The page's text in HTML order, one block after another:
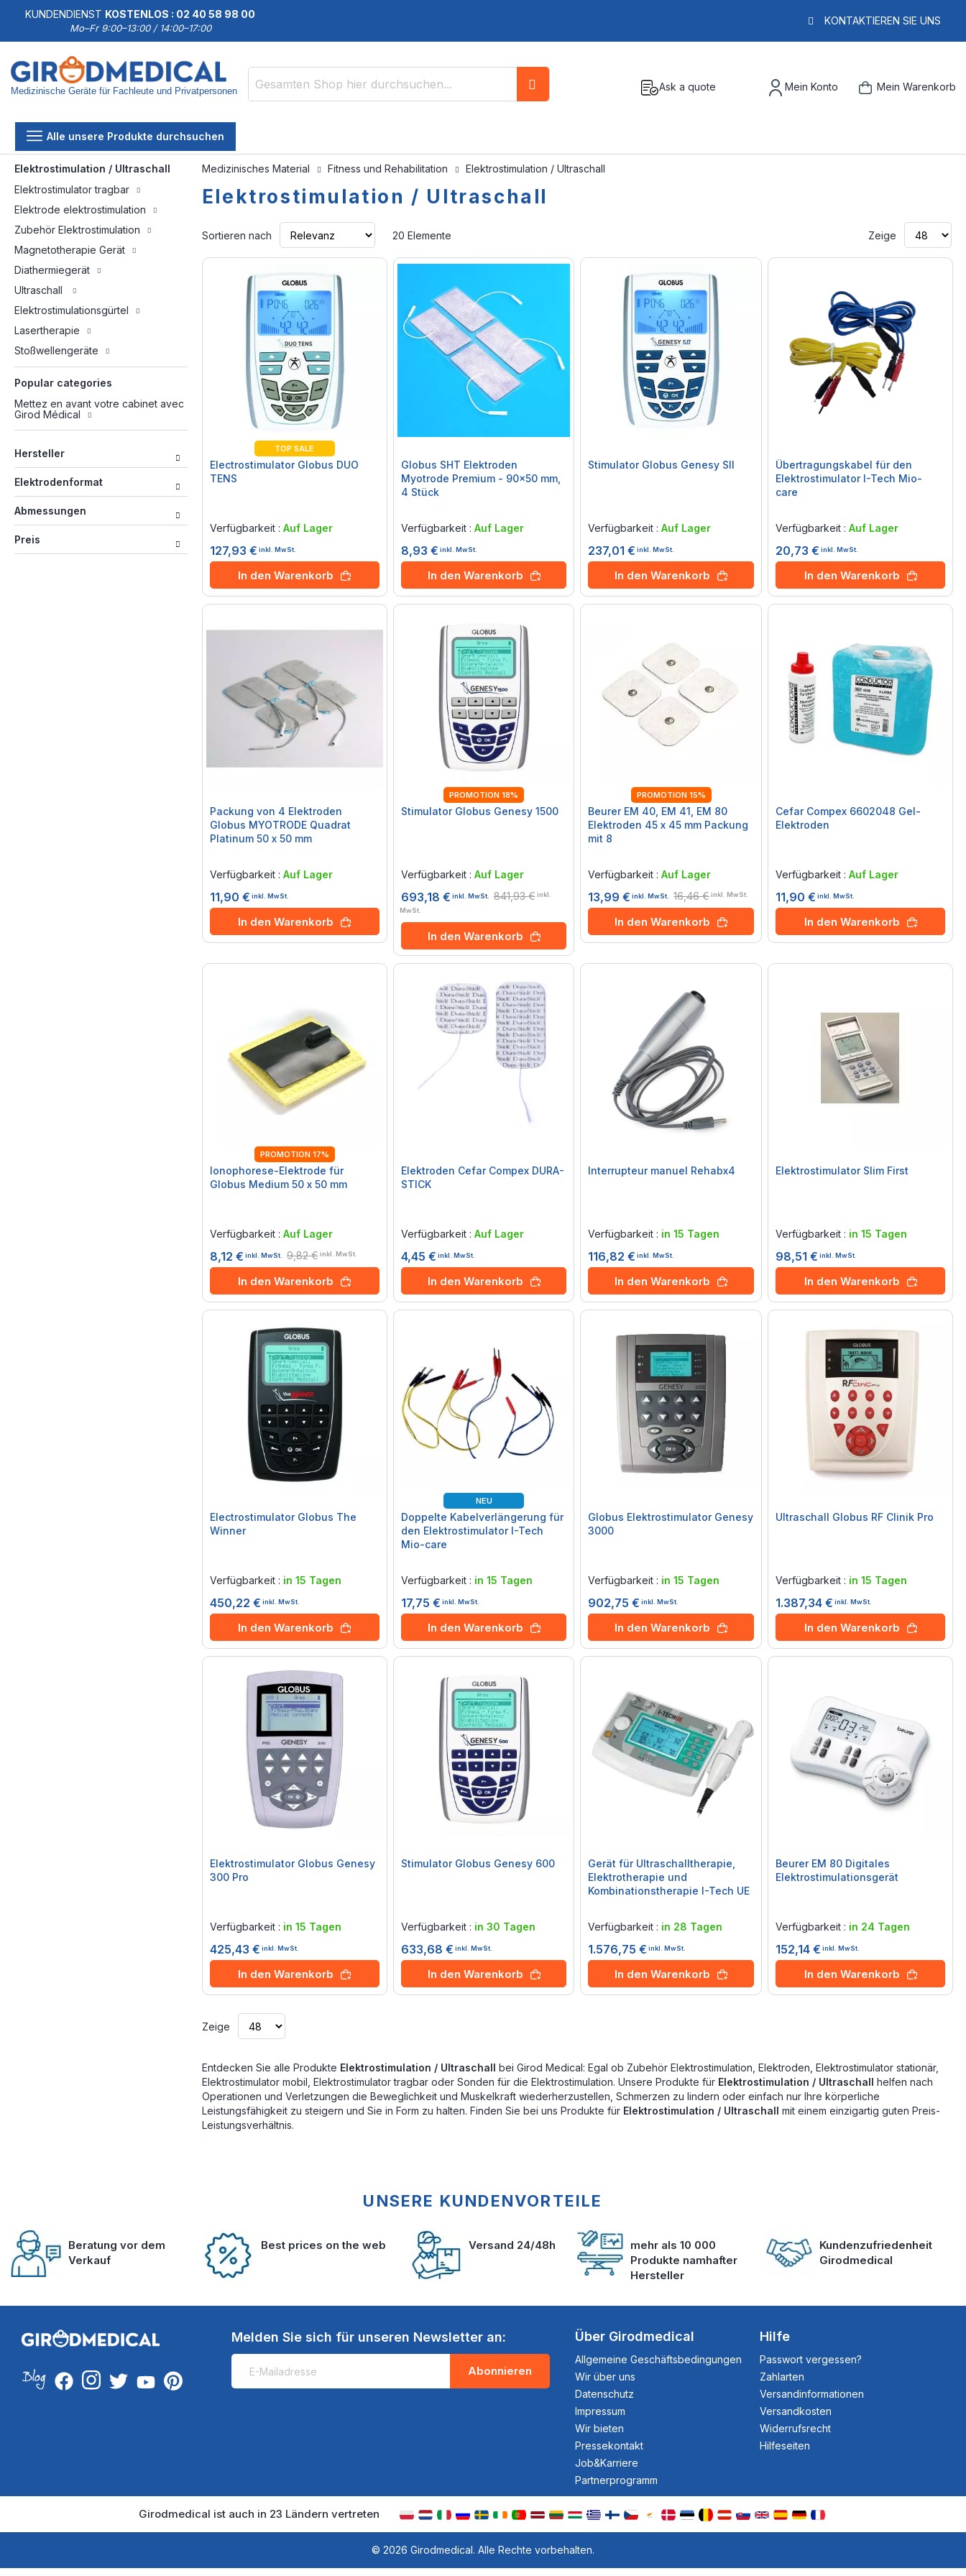
KUNDENDIENST KOSTENLOS : 02 40 58 98 00
Mo–Fr 9:00–13:00 / 14:00–17:00
KONTAKTIEREN SIE UNS
Medizinische Geräte für Fachleute und Privatpersonen Ask a quote Mein Konto Mein Warenkorb
Alle unsere Produkte durchsuchen
Medizinisches Material Fitness und Rehabilitation Elektrostimulation / Ultraschall
Elektrostimulation / Ultraschall
Sortieren nach
sortieren
20 Elemente Zeige
TOP SALE
Electrostimulator Globus DUO
TENS
Verfügbarkeit : Auf Lager
127,93 € inkl. MwSt.
In den Warenkorb
Globus SHT Elektroden
Myotrode Premium - 90x50 mm,
4 Stück
Verfügbarkeit : Auf Lager
8,93 € inkl. MwSt.
In den Warenkorb
Stimulator Globus Genesy SII
Verfügbarkeit :Auf Lager
237,01 € inkl. MwSt.
In den Warenkorb
Übertragungskabel für den
Elektrostimulator I-Tech Mio-
care
Verfügbarkeit :Auf Lager
20,73 € inkl. MwSt.
In den Warenkorb
Packung von 4 Elektroden
Globus MYOTRODE Quadrat
Platinum 50 x 50 mm
Verfügbarkeit : Auf Lager
11,90 € inkl. MwSt.
In den Warenkorb
PROMOTION 18%
Stimulator Globus Genesy 1500
Verfügbarkeit : Auf Lager
693,18 € inkl. MwSt. 841,93 € inkl.
MwSt.
In den Warenkorb
PROMOTION 15%
Beurer EM 40, EM 41, EM 80
Elektroden 45 x 45 mm Packung
mit 8
Verfügbarkeit :Auf Lager
13,99 € inkl. MwSt. 16,46 €inkl. MwSt.
In den Warenkorb
Cefar Compex 6602048 Gel-
Elektroden
Verfügbarkeit :Auf Lager
11,90 € inkl. MwSt.
In den Warenkorb
PROMOTION 17%
Ionophorese-Elektrode für
Globus Medium 50 x 50 mm
Verfügbarkeit : Auf Lager
8,12 € inkl. MwSt. 9,82 €inkl. MwSt.
In den Warenkorb
Elektroden Cefar Compex DURA-
STICK
Verfügbarkeit : Auf Lager
4,45 € inkl. MwSt.
In den Warenkorb
Interrupteur manuel Rehabx4
Verfügbarkeit : in 15 Tagen
116,82 € inkl. MwSt.
In den Warenkorb
Elektrostimulator Slim First
Verfügbarkeit : in 15 Tagen
98,51 € inkl. MwSt.
In den Warenkorb
Electrostimulator Globus The
Winner
Verfügbarkeit : in 15 Tagen
450,22 € inkl. MwSt.
In den Warenkorb
NEU
Doppelte Kabelverlängerung für
den Elektrostimulator I-Tech
Mio-care
Verfügbarkeit : in 15 Tagen
17,75 € inkl. MwSt.
In den Warenkorb
Globus Elektrostimulator Genesy
3000
Verfügbarkeit : in 15 Tagen
902,75 € inkl. MwSt.
In den Warenkorb
Ultraschall Globus RF Clinik Pro
Verfügbarkeit : in 15 Tagen
1.387,34 € inkl. MwSt.
In den Warenkorb
Elektrostimulator Globus Genesy
300 Pro
Verfügbarkeit : in 15 Tagen
425,43 € inkl. MwSt.
In den Warenkorb
Stimulator Globus Genesy 600
Verfügbarkeit : in 30 Tagen
633,68 € inkl. MwSt.
In den Warenkorb
Gerät für Ultraschalltherapie,
Elektrotherapie und
Kombinationstherapie I-Tech UE
Verfügbarkeit : in 28 Tagen
1.576,75 € inkl. MwSt.
In den Warenkorb
Beurer EM 80 Digitales
Elektrostimulationsgerät
Verfügbarkeit : in 24 Tagen
152,14 € inkl. MwSt.
In den Warenkorb
Zeige
Entdecken Sie alle Produkte Elektrostimulation / Ultraschall bei Girod Medical: Egal ob Zubehör Elektrostimulation, Elektroden, Elektrostimulator stationär,
Elektrostimulator mobil, Elektrostimulator tragbar oder Sonden für die Elektrostimulation. Unsere Produkte für Elektrostimulation / Ultraschall helfen nach
Operationen und Verletzungen die Beweglichkeit und Muskelkraft wiederherzustellen, Schmerzen zu lindern oder einfach nur Ihre körperliche
Leistungsfähigkeit zu steigern und Sie in Form zu halten. Finden Sie bei uns Produkte für Elektrostimulation / Ultraschall mit einem einzigartig guten Preis-
Leistungsverhältnis.
Elektrostimulation / Ultraschall
Elektrostimulator tragbar
Elektrode elektrostimulation
Zubehör Elektrostimulation
Magnetotherapie Gerät
Diathermiegerät
Ultraschall
Elektrostimulationsgürtel
Lasertherapie
Stoßwellengeräte
Popular categories
Mettez en avant votre cabinet avec
Girod Médical
Hersteller
Elektrodenformat
Abmessungen
Preis
UNSERE KUNDENVORTEILE
Beratung vor dem
Verkauf
Best prices on the web Versand 24/48h
mehr als 10 000
Produkte namhafter
Hersteller
Kundenzufriedenheit
Girodmedical
Melden Sie sich für unseren Newsletter an:
Abonnieren
Über Girodmedical
Allgemeine Geschäftsbedingungen
Wir über uns
Datenschutz
Impressum
Wir bieten
Pressekontakt
Job&Karriere
Partnerprogramm
Hilfe
Passwort vergessen?
Zahlarten
Versandinformationen
Versandkosten
Widerrufsrecht
Hilfeseiten
Girodmedical ist auch in 23 Ländern vertreten
© 2026 Girodmedical. Alle Rechte vorbehalten.